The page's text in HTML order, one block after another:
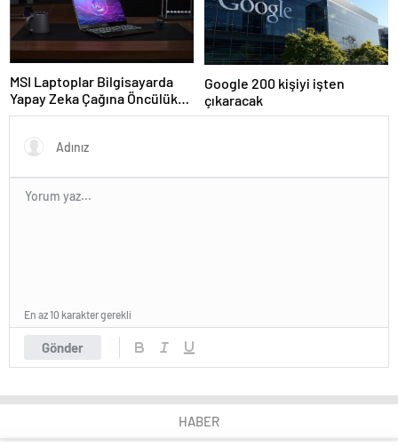
MSI Laptoplar Bilgisayarda
Yapay Zeka Çağına Öncülük
Ediyor
Google 200 kişiyi işten
çıkaracak
Gönder
En az 10 karakter gerekli
HABER